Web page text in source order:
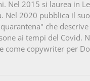
Nel 2015 si laurea in
Nel 2020 pubblica il
che
ai tempi del Covid.
come copywriter per